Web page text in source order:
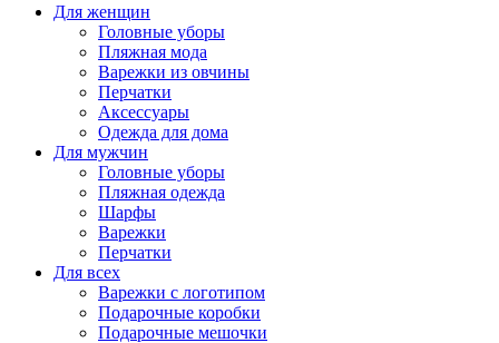
Для женщин
Головные уборы
Пляжная мода
Варежки из овчины
Перчатки
Аксессуары
Одежда для дома
Для мужчин
Головные уборы
Пляжная одежда
Шарфы
Варежки
Перчатки
Для всех
Варежки с логотипом
Подарочные коробки
Подарочные мешочки